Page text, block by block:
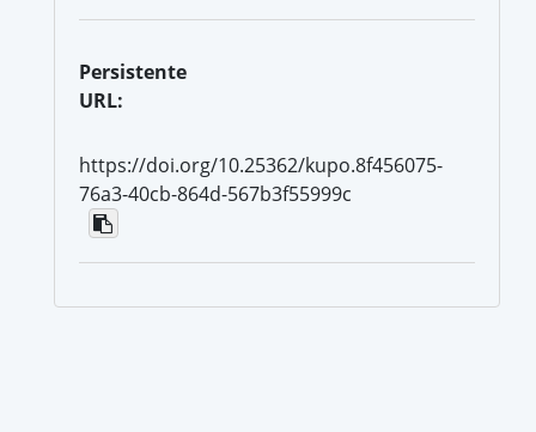
Persistente
URL:
https://doi.org/10.25362/kupo.8f456075-
76a3-40cb-864d-567b3f55999c